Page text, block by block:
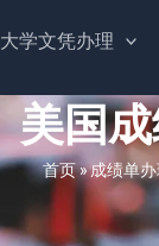
大学文凭办理
美国
首页»成绩单